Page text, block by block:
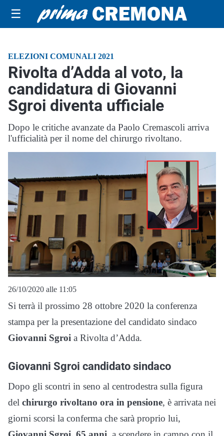
☰
ELEZIONI COMUNALI 2021
Rivolta d’Adda al voto, la
candidatura di Giovanni
Sgroi diventa ufficiale
Dopo le critiche avanzate da Paolo Cremascoli arriva
l'ufficialità per il nome del chirurgo rivoltano.
26/10/2020 alle 11:05
Si terrà il prossimo 28 ottobre 2020 la conferenza
stampa per la presentazione del candidato sindaco
Giovanni Sgroi a Rivolta d’Adda.
Giovanni Sgroi candidato sindaco
Dopo gli scontri in seno al centrodestra sulla figura
del chirurgo rivoltano ora in pensione, è arrivata nei
giorni scorsi la conferma che sarà proprio lui,